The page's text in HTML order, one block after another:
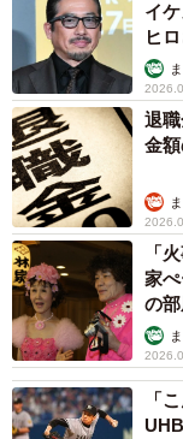
イ
ヒ
退
金
「
家
の
「